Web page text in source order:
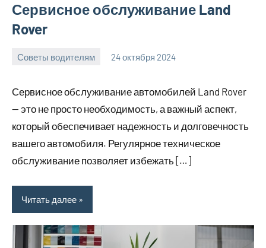
Сервисное обслуживание Land
Rover
Советы водителям 24 октября 2024
Сервисное обслуживание автомобилей Land Rover
— это не просто необходимость, а важный аспект,
который обеспечивает надежность и долговечность
вашего автомобиля. Регулярное техническое
обслуживание позволяет избежать […]
Читать далее